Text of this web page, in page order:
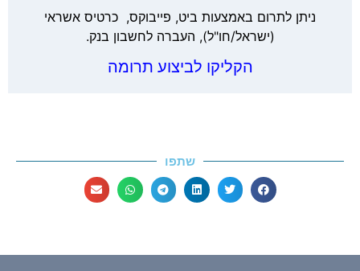
ניתן לתרום באמצעות ביט, פייבוקס, כרטיס אשראי
(ישראל/חו"ל), העברה לחשבון בנק.
הקליקו לביצוע תרומה
שתפו